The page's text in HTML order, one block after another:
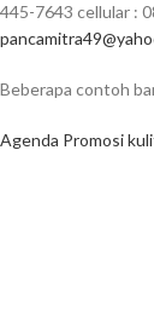
445-7643 cellular :
Beberapa contoh
Agenda Promosi